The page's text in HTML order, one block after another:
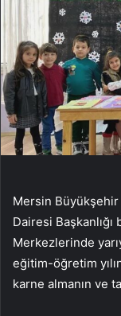
Mersin
Dairesi
Merkezlerinde
eğitim-öğretim
karne almanın ve